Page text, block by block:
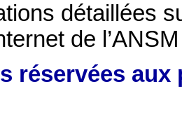
détaillées
de
réservées